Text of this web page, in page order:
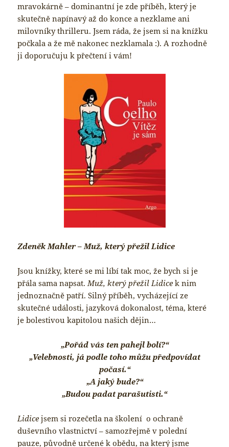
mravokárně – dominantní je zde příběh, který je
skutečně napínavý až do konce a nezklame ani
milovníky thrilleru. Jsem ráda, že jsem si na knížku
počkala a že mě nakonec nezklamala :). A rozhodně
ji doporučuju k přečtení i vám!
Zdeněk Mahler – Muž, který přežil Lidice
Jsou knížky, které se mi líbí tak moc, že bych si je
přála sama napsat.Muž, který přežil Lidicek nim
jednoznačně patří. Silný příběh, vycházející ze
skutečné události, jazyková dokonalost, téma, které
je bolestivou kapitolou našich dějin…
„Pořád vás ten pahejl bolí?“
„Velebnosti, já podle toho můžu předpovídat
počasí.“
„A jaký bude?“
„Budou padat parašutisti.“
Lidice jsem si rozečetla na školení o ochraně
duševního vlastnictví – samozřejmě v polední
pauze, původně určené k obědu, na který jsme